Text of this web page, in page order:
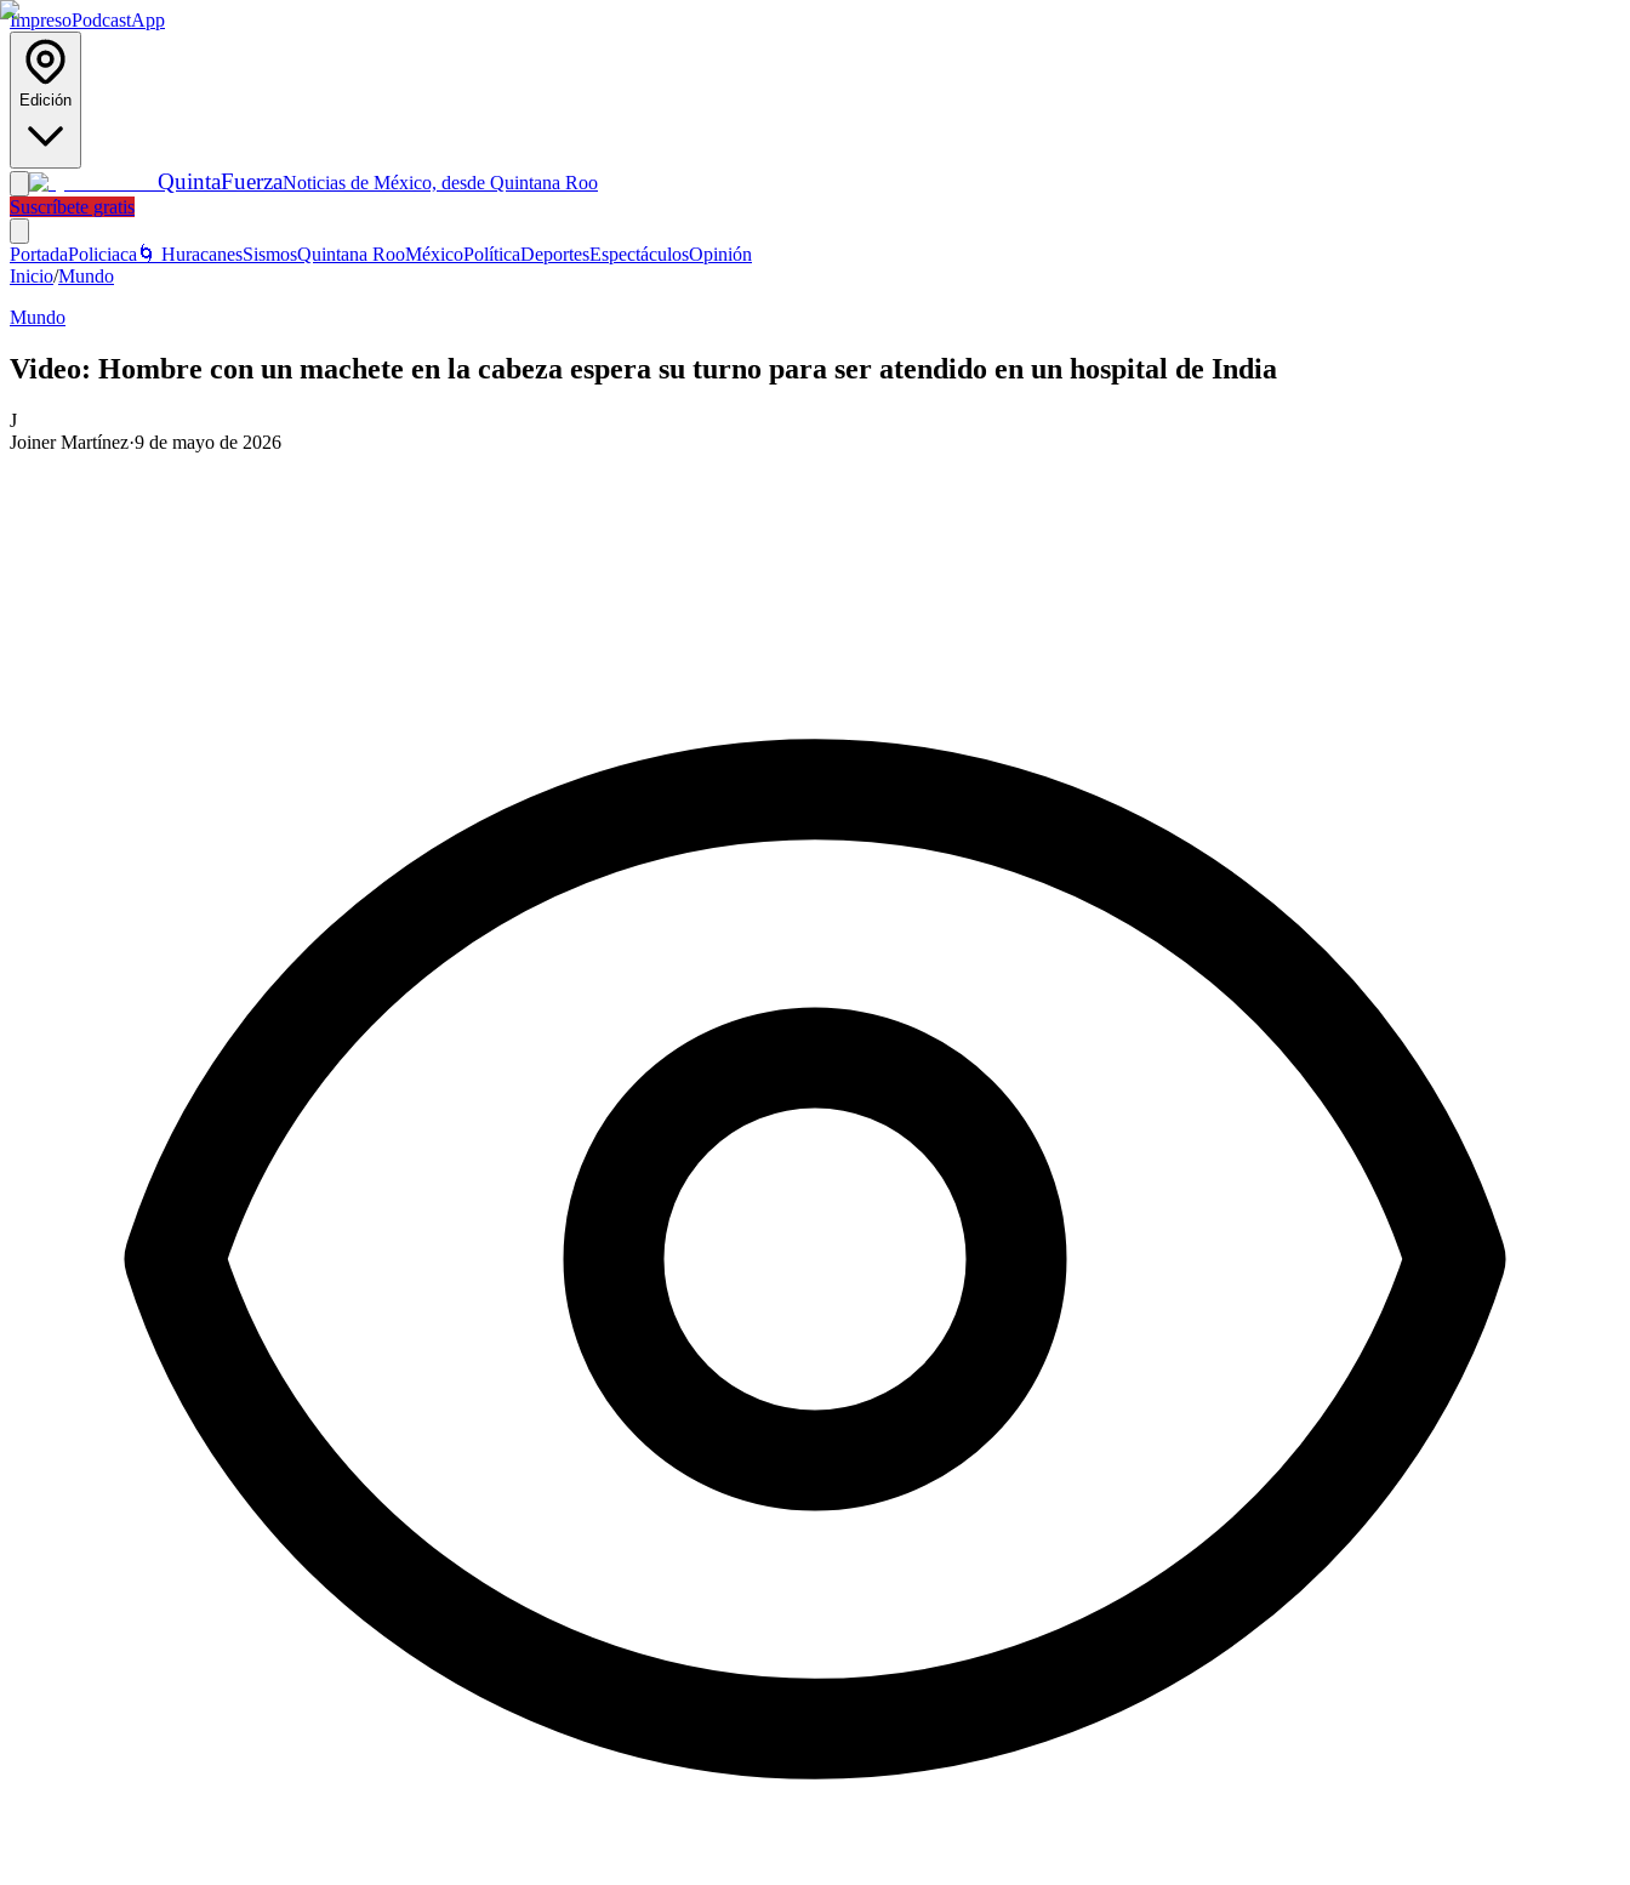
ImpresoPodcastApp
Edición
QuintaFuerzaNoticias de México, desde Quintana Roo
Suscríbete gratis
PortadaPoliciaca 🌀 HuracanesSismosQuintana RooMéxicoPolíticaDeportesEspectáculosOpinión
Inicio/Mundo
Mundo
Video: Hombre con un machete en la cabeza espera su turno para ser atendido en un hospital de India
J
Joiner Martínez·9 de mayo de 2026